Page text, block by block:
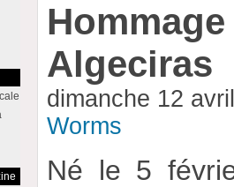
Algeciras
dimanche 12
Worms
Né le 5